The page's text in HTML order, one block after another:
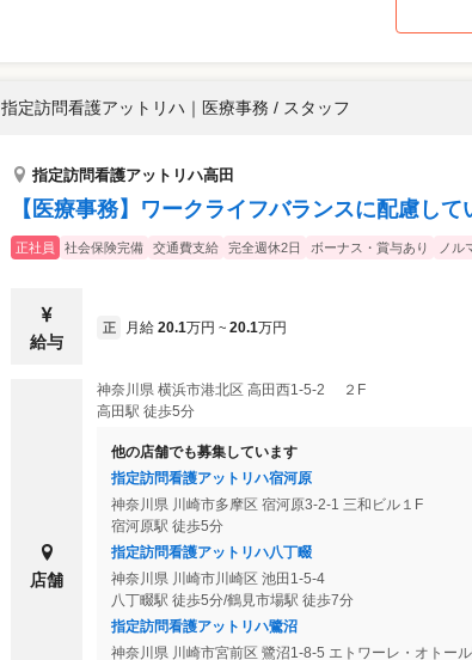
指定訪問看護アットリハ ｜ 医療事務 / スタッフ
指定訪問看護アットリハ高田
【医療事務】ワークライフバランスに配慮し
正社員 社会保険完備 交通費支給 完全週休2日 ボーナス・賞与あり ノル
給与
正 月給 20.1万円 ~ 20.1万円
店舗
神奈川県 横浜市港北区 高田西1-5-2 ２F
高田駅 徒歩5分
他の店舗でも募集しています
指定訪問看護アットリハ宿河原
神奈川県 川崎市多摩区 宿河原3-2-1 三和ビル１F
宿河原駅 徒歩5分
指定訪問看護アットリハ八丁畷
神奈川県 川崎市川崎区 池田1-5-4
八丁畷駅 徒歩5分/鶴見市場駅 徒歩7分
指定訪問看護アットリハ鷺沼
神奈川県 川崎市宮前区 鷺沼1-8-5 エトワーレ・オトー